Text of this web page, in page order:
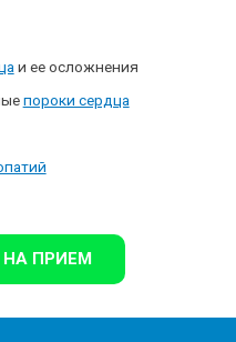
и ее осложнения
пороки сердца
НА ПРИЕМ